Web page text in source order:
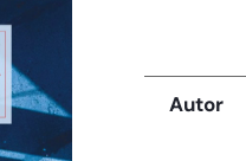
Autor